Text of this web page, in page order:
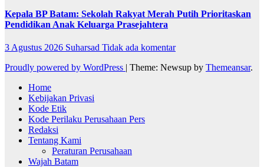
Kepala BP Batam: Sekolah Rakyat Merah Putih Prioritaskan
Pendidikan Anak Keluarga Prasejahtera
3 Agustus 2026 Suharsad Tidak ada komentar
Proudly powered by WordPress | Theme: Newsup by Themeansar.
Home
Kebijakan Privasi
Kode Etik
Kode Perilaku Perusahaan Pers
Redaksi
Tentang Kami
Peraturan Perusahaan
Wajah Batam